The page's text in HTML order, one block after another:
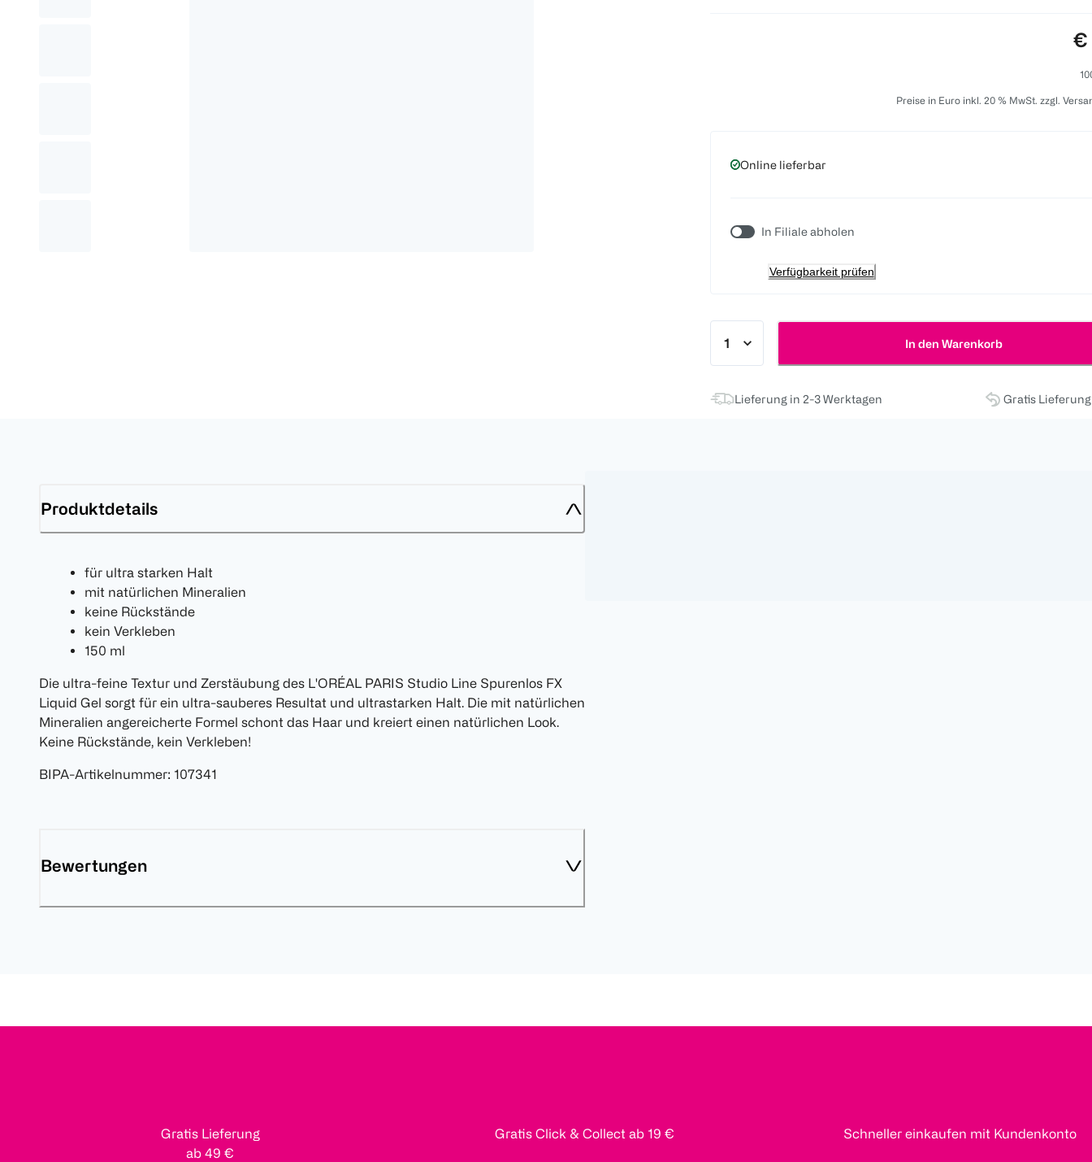
€
Preise in Euro inkl. 20 % MwSt. zzgl.
Online lieferbar
In Filiale abholen
Verfügbarkeit prüfen
In den Warenkorb
Lieferung in 2-3 Werktagen Gratis
Produktdetails
für ultra starken Halt
mit natürlichen Mineralien
keine Rückstände
kein Verkleben
150 ml
Die ultra-feine Textur und Zerstäubung des L'ORÉAL PARIS Studio Line Spurenlos FX
Liquid Gel sorgt für ein ultra-sauberes Resultat und ultrastarken Halt. Die mit natürlichen
Mineralien angereicherte Formel schont das Haar und kreiert einen natürlichen Look.
Keine Rückstände, kein Verkleben!
BIPA-Artikelnummer: 107341
Bewertungen
Gratis Lieferung
ab 49 €
Gratis Click & Collect ab 19 € Schneller einkaufen mit Kundenkonto